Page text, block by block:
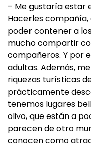
– Me gustaría estar
Hacerles
poder contener a
mucho compartir
compañeros. Y por
adultas. Además,
riquezas turísticas
prácticamente
tenemos lugares
olivo, que están a
parecen de otro
conocen como